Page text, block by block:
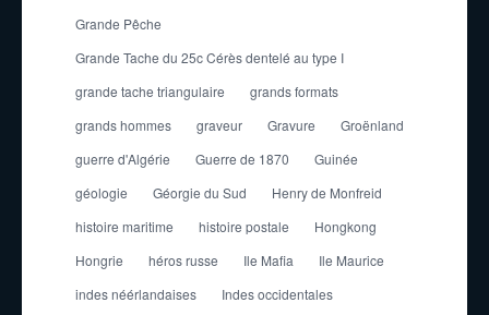
Grande Pêche
Grande Tache du 25c Cérès dentelé au type I
grande tache triangulaire
grands formats
grands hommes
graveur Gravure
Groënland
guerre d'Algérie
Guerre de 1870
Guinée
géologie
Géorgie du Sud
Henry de Monfreid
histoire maritime
histoire postale
Hongkong
Hongrie
héros russe Ile Mafia
Ile Maurice
indes néérlandaises
Indes occidentales